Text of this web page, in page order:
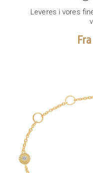
Leveres i vores
Fra